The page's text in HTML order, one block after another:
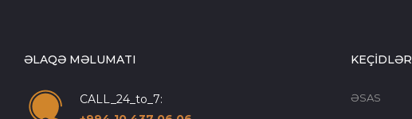
ƏLAQƏ MƏLUMATI
CALL_24_to_7:
KEÇİDLƏR
ƏSAS